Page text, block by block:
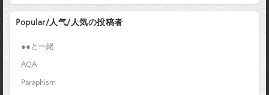
Popular/人气/人気の投稿者
●●と一緒
AQA
Paraphism